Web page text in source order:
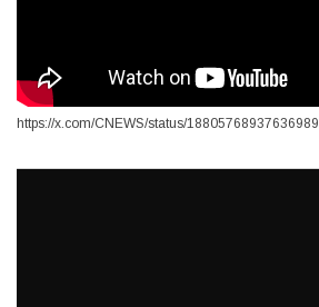
https://x.com/CNEWS/status/